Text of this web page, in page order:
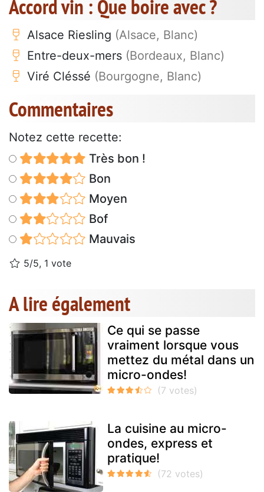
Accord vin : Que boire avec ?
Alsace Riesling (Alsace, Blanc)
Entre-deux-mers (Bordeaux, Blanc)
Viré Cléssé (Bourgogne, Blanc)
Commentaires
Notez cette recette:
Très bon !
Bon
Moyen
Bof
Mauvais
5/5, 1 vote
A lire également
Ce qui se passe
vraiment lorsque vous
mettez du métal dans un
micro-ondes!
La cuisine au micro-
ondes, express et
pratique!